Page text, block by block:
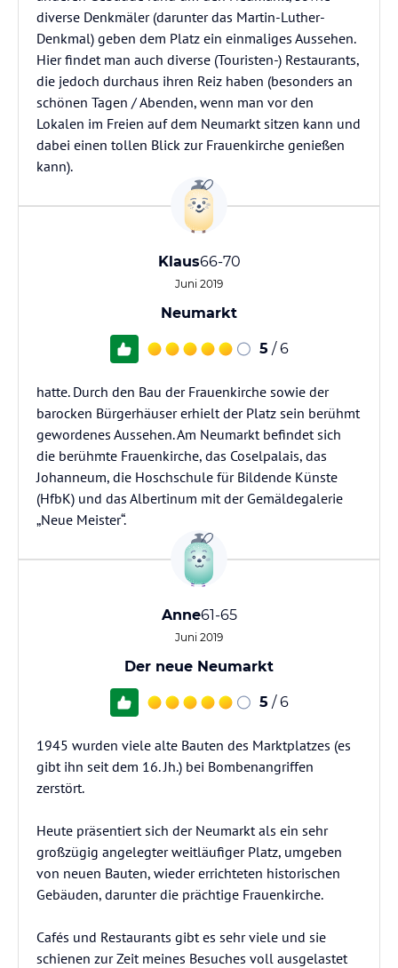
diverse Denkmäler (darunter das Martin-Luther-
Denkmal) geben dem Platz ein einmaliges Aussehen.
Hier findet man auch diverse (Touristen-) Restaurants,
die jedoch durchaus ihren Reiz haben (besonders an
schönen Tagen / Abenden, wenn man vor den
Lokalen im Freien auf dem Neumarkt sitzen kann und
dabei einen tollen Blick zur Frauenkirche genießen
kann).
Klaus66-70
Juni 2019
Neumarkt
5 / 6
hatte. Durch den Bau der Frauenkirche sowie der
barocken Bürgerhäuser erhielt der Platz sein berühmt
gewordenes Aussehen. Am Neumarkt befindet sich
die berühmte Frauenkirche, das Coselpalais, das
Johanneum, die Hoschschule für Bildende Künste
(HfbK) und das Albertinum mit der Gemäldegalerie
„Neue Meister“.
Anne61-65
Juni 2019
Der neue Neumarkt
5 / 6
1945 wurden viele alte Bauten des Marktplatzes (es
gibt ihn seit dem 16. Jh.) bei Bombenangriffen
zerstört.
Heute präsentiert sich der Neumarkt als ein sehr
großzügig angelegter weitläufiger Platz, umgeben
von neuen Bauten, wieder errichteten historischen
Gebäuden, darunter die prächtige Frauenkirche.
Cafés und Restaurants gibt es sehr viele und sie
schienen zur Zeit meines Besuches voll ausgelastet